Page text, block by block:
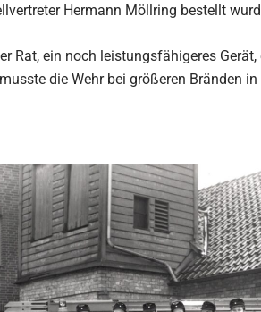
Hermann Möllring bestellt
Rat, ein noch leistungsfähigeres Gerät,
die Wehr bei größeren Bränden